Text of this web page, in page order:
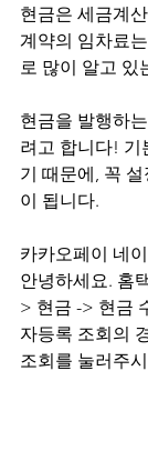
현금은 세금계
계약의 임차료
로 많이 알고 있
현금을 발행하
려고 합니다! 기
기 때문에, 꼭
이 됩니다.
카카오페이 네
안녕하세요. 홈
> 현금 -> 현금
자등록 조회의
조회를 눌러주